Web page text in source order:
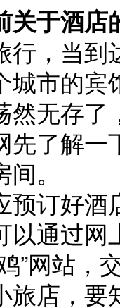
关于酒店
，当到
城市的
然无存
先了解
。
订好酒
以通过
”网站，
旅店，